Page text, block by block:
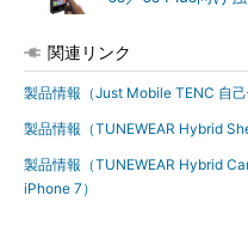
関連リンク
製品情報（Just Mobile TENC 自
製品情報（TUNEWEAR Hybrid
製品情報（TUNEWEAR Hybrid
iPhone 7）